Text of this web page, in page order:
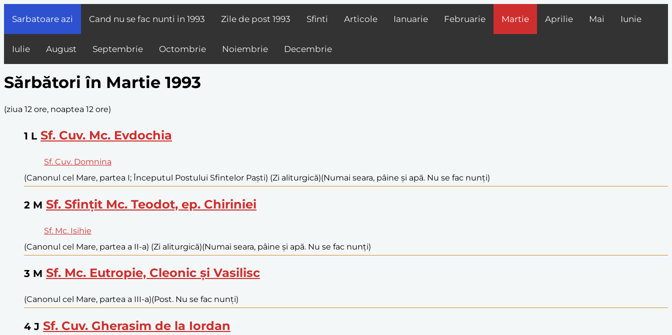
Sarbatoare azi Cand nu se fac nunti in 1993 Zile de post 1993 Sfinti Articole Ianuarie Februarie Martie Aprilie Mai Iunie
Iulie August Septembrie Octombrie Noiembrie Decembrie
Sărbători în Martie 1993
(ziua 12 ore, noaptea 12 ore)
1 L Sf. Cuv. Mc. Evdochia
Sf. Cuv. Domnina
(Canonul cel Mare, partea I; Începutul Postului Sfintelor Paști) (Zi aliturgică)(Numai seara, pâine și apă. Nu se fac nunți)
2 M Sf. Sfințit Mc. Teodot, ep. Chiriniei
Sf. Mc. Isihie
(Canonul cel Mare, partea a II-a) (Zi aliturgică)(Numai seara, pâine și apă. Nu se fac nunți)
3 M Sf. Mc. Eutropie, Cleonic și Vasilisc
(Canonul cel Mare, partea a III-a)(Post. Nu se fac nunți)
4 J Sf. Cuv. Gherasim de la Iordan